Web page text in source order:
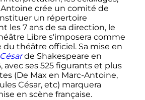
Antoine crée un comité de
un répertoire
les 7 ans de sa direction, le
Libre s'imposera comme
du théâtre officiel. Sa mise en
de Shakespeare en
avec ses 525 figurants et plus
(De Max en Marc-Antoine,
César, etc) marquera
en scène française.